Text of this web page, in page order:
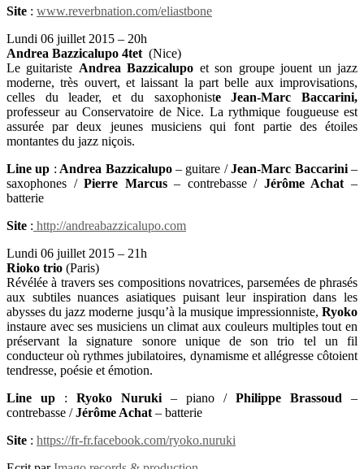
Site : www.reverbnation.com/eliastbone
Lundi 06 juillet 2015 – 20h
Andrea Bazzicalupo 4tet (Nice)
Le guitariste Andrea Bazzicalupo et son groupe jouent un jazz
moderne, très ouvert, et laissant la part belle aux improvisations,
celles du leader, et du saxophoniste Jean-Marc Baccarini,
professeur au Conservatoire de Nice. La rythmique fougueuse est
assurée par deux jeunes musiciens qui font partie des étoiles
montantes du jazz niçois.
Line up : Andrea Bazzicalupo– guitare /Jean-Marc Baccarini–
saxophones /Pierre Marcus– contrebasse /Jérôme Achat –
batterie
Site : http://andreabazzicalupo.com
Lundi 06 juillet 2015 – 21h
Rioko trio (Paris)
Révélée à travers ses compositions novatrices, parsemées de phrasés
aux subtiles nuances asiatiques puisant leur inspiration dans les
abysses du jazz moderne jusqu’à la musique impressionniste, Ryoko
instaure avec ses musiciens un climat aux couleurs multiples tout en
préservant la signature sonore unique de son trio tel un fil
conducteur où rythmes jubilatoires, dynamisme et allégresse côtoient
tendresse, poésie et émotion.
Line up : Ryoko Nuruki – piano / Philippe Brassoud –
contrebasse /Jérôme Achat – batterie
Site : https://fr-fr.facebook.com/ryoko.nuruki